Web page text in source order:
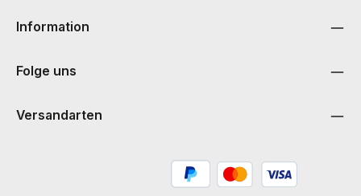
Information
Folge uns
Versandarten